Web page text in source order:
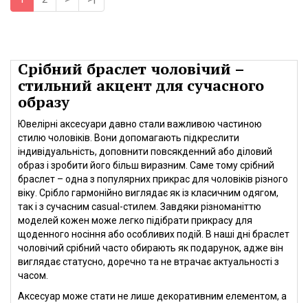
Срібний браслет чоловічий –
стильний акцент для сучасного
образу
Ювелірні аксесуари давно стали важливою частиною
стилю чоловіків. Вони допомагають підкреслити
індивідуальність, доповнити повсякденний або діловий
образ і зробити його більш виразним. Саме тому срібний
браслет – одна з популярних прикрас для чоловіків різного
віку. Срібло гармонійно виглядає як із класичним одягом,
так і з сучасним casual-стилем. Завдяки різноманіттю
моделей кожен може легко підібрати прикрасу для
щоденного носіння або особливих подій. В наші дні браслет
чоловічий срібний часто обирають як подарунок, адже він
виглядає статусно, доречно та не втрачає актуальності з
часом.
Аксесуар може стати не лише декоративним елементом, а